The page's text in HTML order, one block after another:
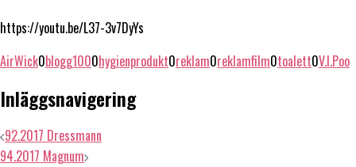
https://youtu.be/L37-3v7DyYs
AirWick0blogg1000hygienprodukt0reklam0reklamfilm0toalett0V.I.Poo
Inläggsnavigering
92.2017 Dressmann
94.2017 Magnum